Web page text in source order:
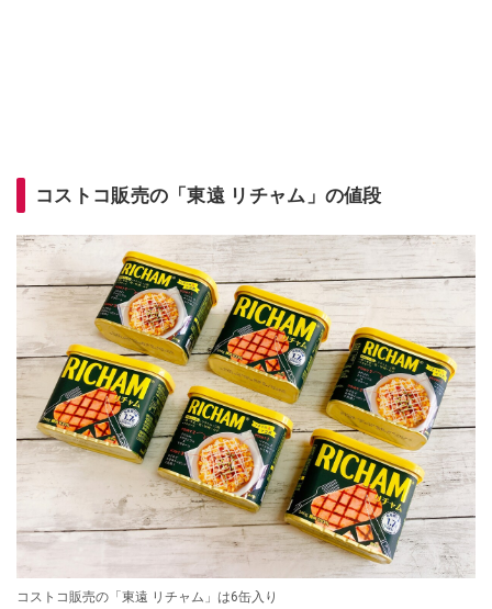
コストコ販売の「東遠 リチャム」の値段
コストコ販売の「東遠 リチャム」は6缶入り